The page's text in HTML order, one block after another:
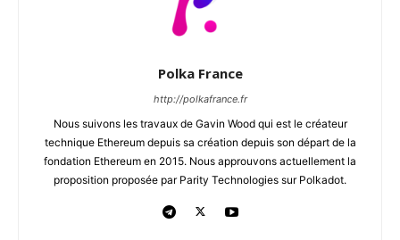
Polka France
http://polkafrance.fr
Nous suivons les travaux de Gavin Wood qui est le créateur
technique Ethereum depuis sa création depuis son départ de la
fondation Ethereum en 2015. Nous approuvons actuellement la
proposition proposée par Parity Technologies sur Polkadot.